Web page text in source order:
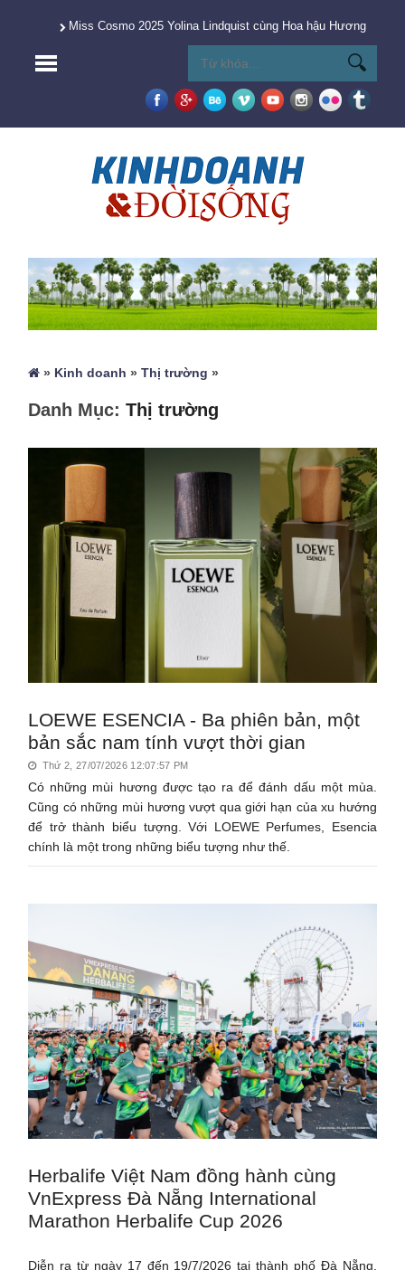
Miss Cosmo 2025 Yolina Lindquist cùng Hoa hậu Hương
» Kinh doanh »Thị trường »
Danh Mục:Thị trường
LOEWE ESENCIA - Ba phiên bản, một
bản sắc nam tính vượt thời gian
Thứ 2, 27/07/2026 12:07:57 PM
Có những mùi hương được tạo ra để đánh dấu một mùa.
Cũng có những mùi hương vượt qua giới hạn của xu hướng
để trở thành biểu tượng. Với LOEWE Perfumes, Esencia
chính là một trong những biểu tượng như thế.
Herbalife Việt Nam đồng hành cùng
VnExpress Đà Nẵng International
Marathon Herbalife Cup 2026
Diễn ra từ ngày 17 đến 19/7/2026 tại thành phố Đà Nẵng,